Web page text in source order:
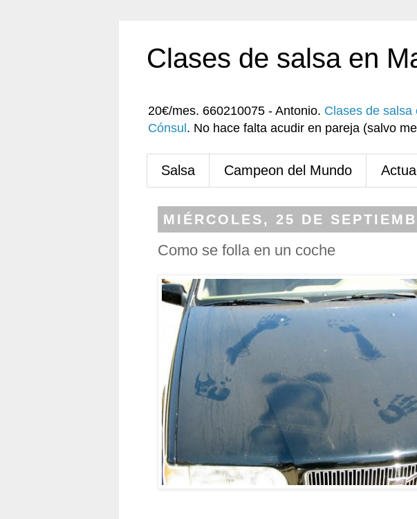
Clases de salsa en
20€/mes. 660210075 - Antonio. Clases de salsa
Cónsul . No hace falta acudir en pareja (salvo
Salsa Campeon del Mundo
MIÉRCOLES, 25 DE
Como se folla en un coche